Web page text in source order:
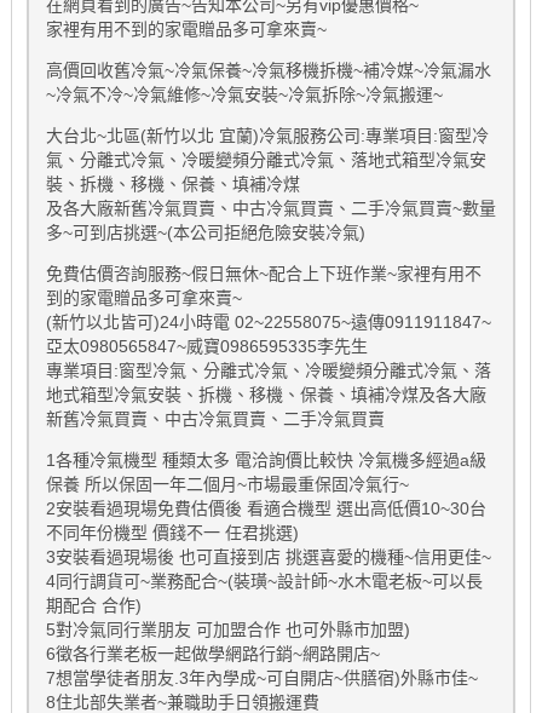
在網頁看到的廣告~告知本公司~另有vip優惠價格~
家裡有用不到的家電贈品多可拿來賣~
高價回收舊冷氣~冷氣保養~冷氣移機拆機~補冷媒~冷氣漏水
~冷氣不冷~冷氣維修~冷氣安裝~冷氣拆除~冷氣搬運~
大台北~北區(新竹以北 宜蘭)冷氣服務公司:專業項目:窗型冷
氣、分離式冷氣、冷暖變頻分離式冷氣、落地式箱型冷氣安
裝、拆機、移機、保養、填補冷煤
及各大廠新舊冷氣買賣、中古冷氣買賣、二手冷氣買賣~數量
多~可到店挑選~(本公司拒絕危險安裝冷氣)
免費估價咨詢服務~假日無休~配合上下班作業~家裡有用不
到的家電贈品多可拿來賣~
(新竹以北皆可)24小時電 02~22558075~遠傳0911911847~
亞太0980565847~威寶0986595335李先生
專業項目:窗型冷氣、分離式冷氣、冷暖變頻分離式冷氣、落
地式箱型冷氣安裝、拆機、移機、保養、填補冷煤及各大廠
新舊冷氣買賣、中古冷氣買賣、二手冷氣買賣
1各種冷氣機型 種類太多 電洽詢價比較快 冷氣機多經過a級
保養 所以保固一年二個月~市場最重保固冷氣行~
2安裝看過現場免費估價後 看適合機型 選出高低價10~30台
不同年份機型 價錢不一 任君挑選)
3安裝看過現場後 也可直接到店 挑選喜愛的機種~信用更佳~
4同行調貨可~業務配合~(裝璜~設計師~水木電老板~可以長
期配合 合作)
5對冷氣同行業朋友 可加盟合作 也可外縣市加盟)
6徵各行業老板一起做學網路行銷~網路開店~
7想當學徒者朋友.3年內學成~可自開店~供膳宿)外縣市佳~
8住北部失業者~兼職助手日領搬運費